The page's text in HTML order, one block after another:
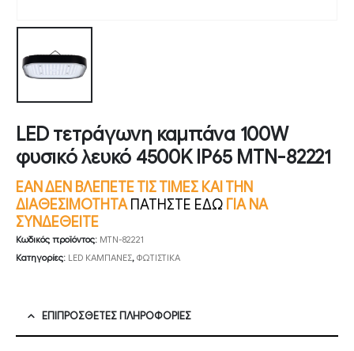
LED τετράγωνη καμπάνα 100W
φυσικό λευκό 4500K IP65 MTN-82221
ΕΑΝ ΔΕΝ ΒΛΕΠΕΤΕ ΤΙΣ ΤΙΜΕΣ ΚΑΙ ΤΗΝ
ΔΙΑΘΕΣΙΜΟΤΗΤΑ ΠΑΤΗΣΤΕ ΕΔΩ ΓΙΑ ΝΑ
ΣΥΝΔΕΘΕΙΤΕ
Κωδικός προϊόντος: MTN-82221
Κατηγορίες: LED ΚΑΜΠΑΝΕΣ, ΦΩΤΙΣΤΙΚΑ
ΕΠΙΠΡΌΣΘΕΤΕΣ ΠΛΗΡΟΦΟΡΊΕΣ